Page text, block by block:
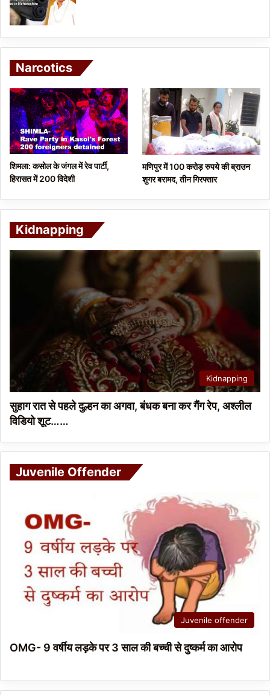
Narcotics
शिमला: कसोल के जंगल में रेव पार्टी,
हिरासत में 200 विदेशी
मणिपुर में 100 करोड़ रुपये की ब्राउन
शुगर बरामद, तीन गिरफ्तार
Kidnapping
Kidnapping
सुहाग रात से पहले दुल्हन का अगवा, बंधक बना कर गैंग रेप, अश्लील
विडियो शूट……
Juvenile Offender
Juvenile offender
OMG- 9 वर्षीय लड़के पर 3 साल की बच्ची से दुष्कर्म का आरोप